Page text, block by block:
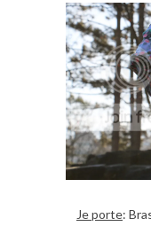
Je porte: